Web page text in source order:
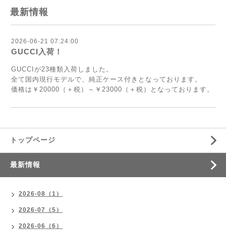
最新情報
2026-06-21 07:24:00
GUCCI入荷！
GUCCIが23種類入荷しました。
全て国内現行モデルで、純正ケース付きとなっております。
価格は￥20000（＋税）～￥23000（＋税）となっております。
トップページ
最新情報
2026-08（1）
2026-07（5）
2026-06（6）